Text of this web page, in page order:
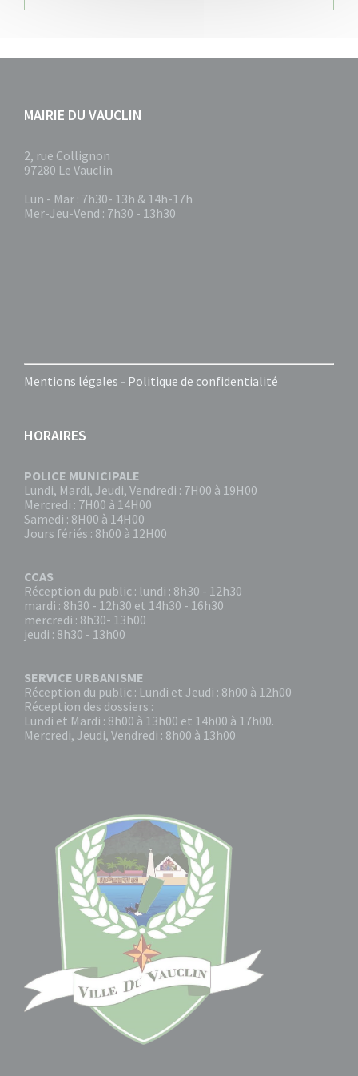
MAIRIE DU VAUCLIN
2, rue Collignon
97280 Le Vauclin
Lun - Mar : 7h30- 13h & 14h-17h
Mer-Jeu-Vend : 7h30 - 13h30
Mentions légales - Politique de confidentialité
HORAIRES
POLICE MUNICIPALE
Lundi, Mardi, Jeudi, Vendredi : 7H00 à 19H00
Mercredi : 7H00 à 14H00
Samedi : 8H00 à 14H00
Jours fériés : 8h00 à 12H00
CCAS
Réception du public : lundi : 8h30 - 12h30
mardi : 8h30 - 12h30 et 14h30 - 16h30
mercredi : 8h30- 13h00
jeudi : 8h30 - 13h00
SERVICE URBANISME
Réception du public : Lundi et Jeudi : 8h00 à 12h00
Réception des dossiers :
Lundi et Mardi : 8h00 à 13h00 et 14h00 à 17h00.
Mercredi, Jeudi, Vendredi : 8h00 à 13h00